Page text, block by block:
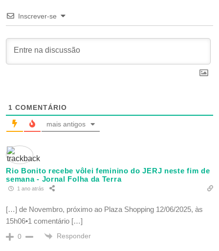
Inscrever-se
1 COMENTÁRIO
mais antigos
Rio Bonito recebe vôlei feminino do JERJ neste fim de
semana - Jornal Folha da Terra
1 ano atrás
[…] de Novembro, próximo ao Plaza Shopping 12/06/2025, às
15h06•1 comentário […]
0 Responder